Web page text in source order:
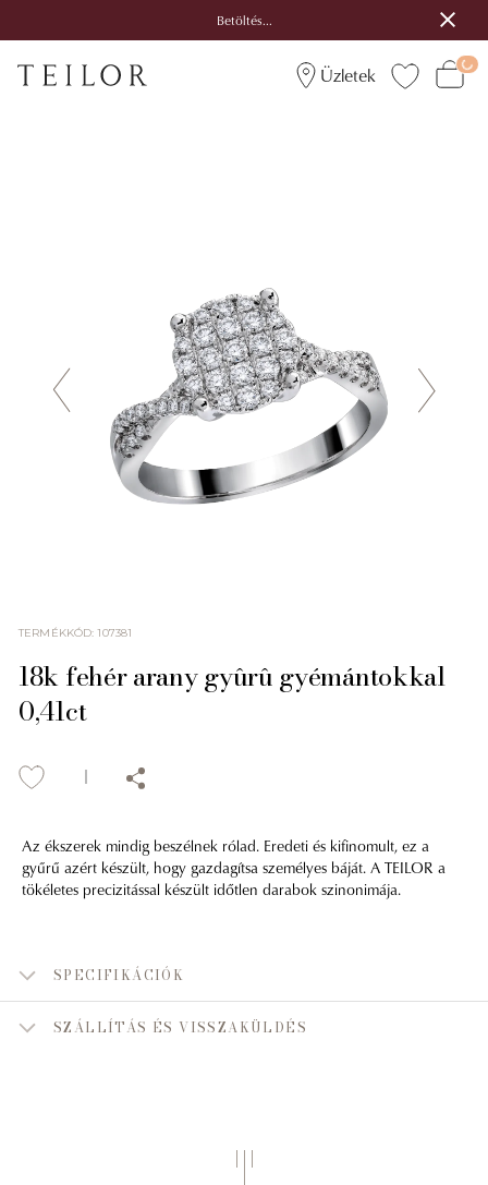
Betöltés...
Üzletek
TERMÉKKÓD:107381
18k fehér arany gyûrû gyémántokkal
0,41ct
Az ékszerek mindig beszélnek rólad. Eredeti és kifinomult, ez a
gyűrű azért készült, hogy gazdagítsa személyes báját. A TEILOR a
tökéletes precizitással készült időtlen darabok szinonimája.
SPECIFIKÁCIÓK
SZÁLLÍTÁS ÉS VISSZAKÜLDÉS